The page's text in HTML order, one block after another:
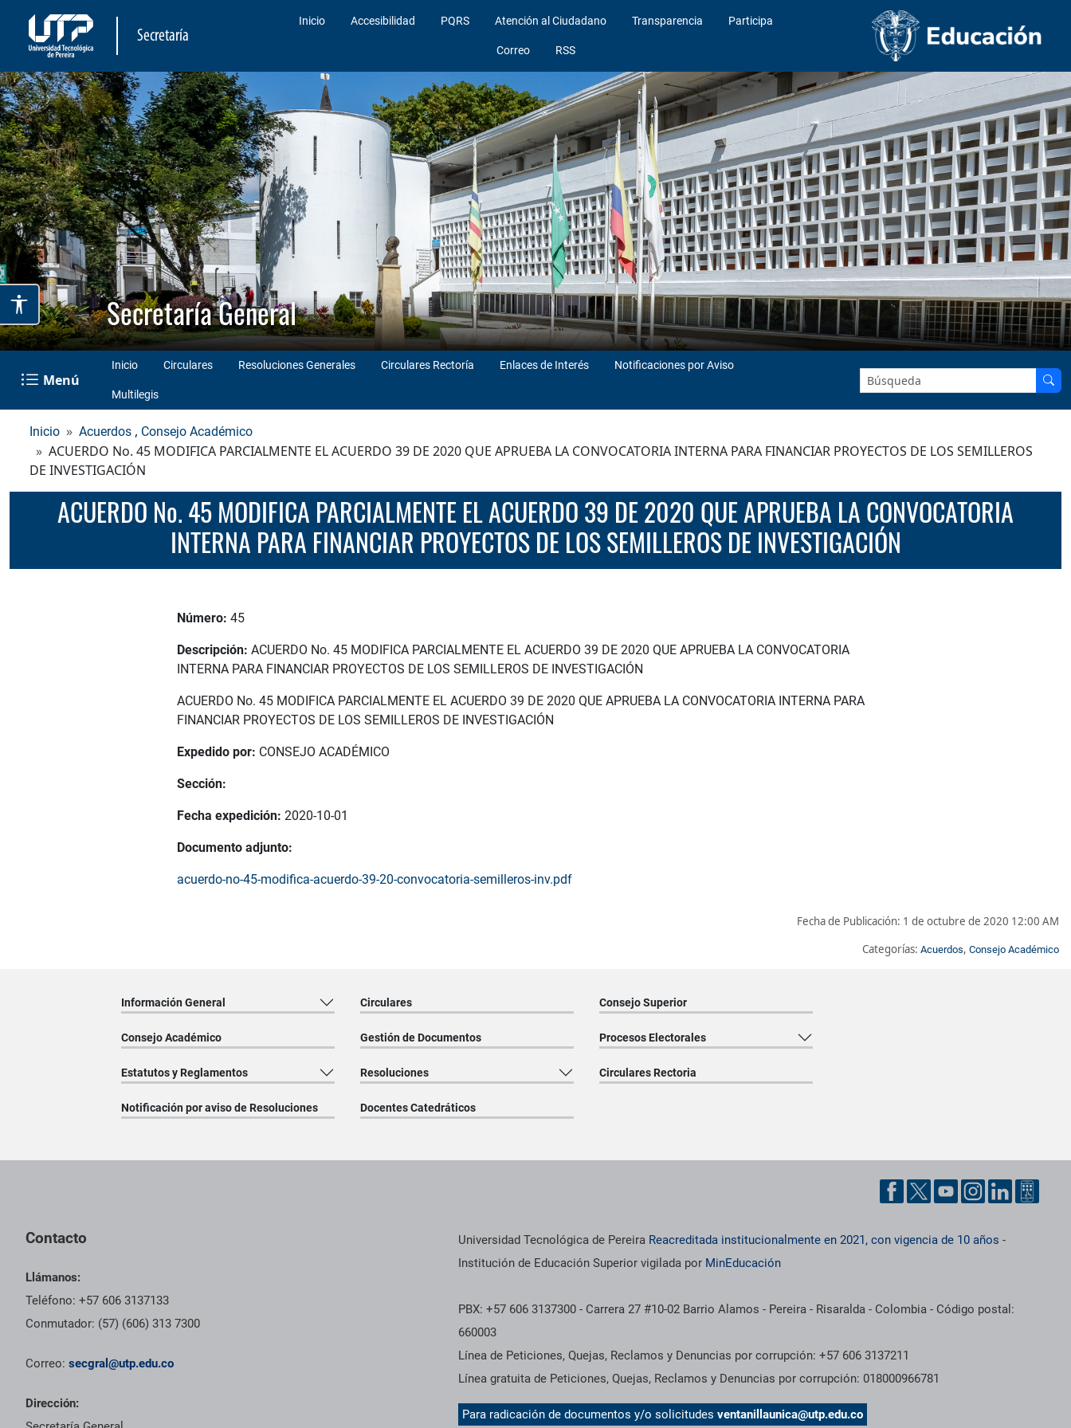
Secretaría
Inicio Accesibilidad PQRS Atención al Ciudadano Transparencia Participa
Correo RSS
Secretaría General
Menú
Inicio Circulares Resoluciones Generales Circulares Rectoría Enlaces de Interés Notificaciones por Aviso
Multilegis
Buscar en el sitio:
Inicio Acuerdos , Consejo Académico
ACUERDO No. 45 MODIFICA PARCIALMENTE EL ACUERDO 39 DE 2020 QUE APRUEBA LA CONVOCATORIA INTERNA PARA FINANCIAR PROYECTOS DE LOS SEMILLEROS
DE INVESTIGACIÓN
ACUERDO No. 45 MODIFICA PARCIALMENTE EL ACUERDO 39 DE 2020 QUE APRUEBA LA CONVOCATORIA
INTERNA PARA FINANCIAR PROYECTOS DE LOS SEMILLEROS DE INVESTIGACIÓN
Número: 45
Descripción: ACUERDO No. 45 MODIFICA PARCIALMENTE EL ACUERDO 39 DE 2020 QUE APRUEBA LA CONVOCATORIA
INTERNA PARA FINANCIAR PROYECTOS DE LOS SEMILLEROS DE INVESTIGACIÓN
ACUERDO No. 45 MODIFICA PARCIALMENTE EL ACUERDO 39 DE 2020 QUE APRUEBA LA CONVOCATORIA INTERNA PARA
FINANCIAR PROYECTOS DE LOS SEMILLEROS DE INVESTIGACIÓN
Expedido por: CONSEJO ACADÉMICO
Sección:
Fecha expedición: 2020-10-01
Documento adjunto:
acuerdo-no-45-modifica-acuerdo-39-20-convocatoria-semilleros-inv.pdf
Fecha de Publicación: 1 de octubre de 2020 12:00 AM
Categorías: Acuerdos, Consejo Académico
Información General Circulares Consejo Superior
Consejo Académico Gestión de Documentos Procesos Electorales
Estatutos y Reglamentos Resoluciones Circulares Rectoria
Notificación por aviso de Resoluciones Docentes Catedráticos
Contacto
Llámanos:
Teléfono: +57 606 3137133
Conmutador: (57) (606) 313 7300
Correo: secgral@utp.edu.co
Dirección:
Información institucional
Universidad Tecnológica de Pereira Reacreditada institucionalmente en 2021, con vigencia de 10 años -
Institución de Educación Superior vigilada por MinEducación
PBX: +57 606 3137300 - Carrera 27 #10-02 Barrio Alamos - Pereira - Risaralda - Colombia - Código postal:
660003
Línea de Peticiones, Quejas, Reclamos y Denuncias por corrupción: +57 606 3137211
Línea gratuita de Peticiones, Quejas, Reclamos y Denuncias por corrupción: 018000966781
Para radicación de documentos y/o solicitudesventanillaunica@utp.edu.co